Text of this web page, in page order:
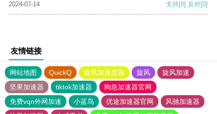
2024-07-14 支持[0] 反对[0]
友情链接
网站地图 QuickQ 旋风加速度器 旋风
旋风加速
坚果加速器
tiktok加速器
狗急加速器官网
免费vqn外网加速
小蓝鸟 优途加速器官网
风驰加速器